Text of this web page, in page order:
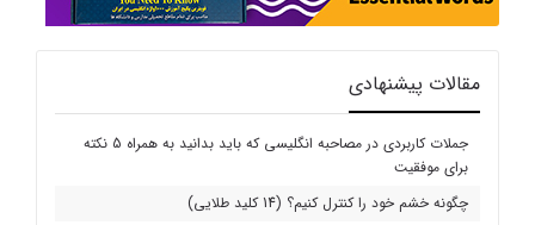
مقالات پیشنهادی
جملات کاربردی در مصاحبه انگلیسی که باید بدانید به همراه 5 نکته
برای موفقیت
چگونه خشم خود را کنترل کنیم؟ (14 کلید طلایی)